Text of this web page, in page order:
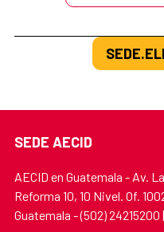
SEDE AECID
AECID en Guatemala - Av.
Reforma 10, 10 Nivel. Of.
Guatemala - (502)